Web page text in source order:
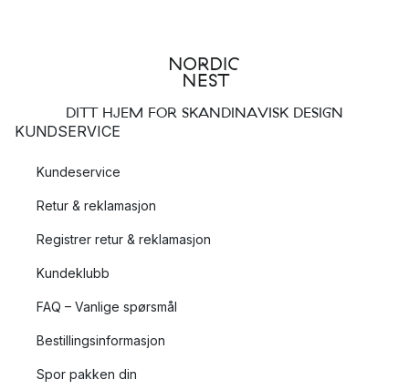
DITT HJEM FOR SKANDINAVISK DESIGN
KUNDSERVICE
Kundeservice
Retur & reklamasjon
Registrer retur & reklamasjon
Kundeklubb
FAQ – Vanlige spørsmål
Bestillingsinformasjon
Spor pakken din